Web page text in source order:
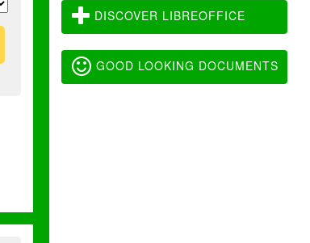
DISCOVER LIBREOFFICE
GOOD LOOKING DOCUMENTS